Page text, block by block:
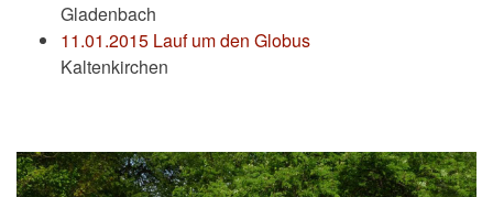
Gladenbach
11.01.2015 Lauf um den Globus
Kaltenkirchen